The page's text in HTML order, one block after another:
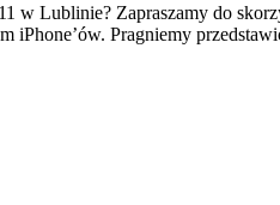
Lublinie? Zapraszamy do
Pragniemy